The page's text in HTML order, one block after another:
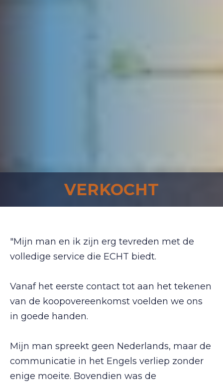
VERKOCHT
"Mijn man en ik zijn erg tevreden met de
volledige service die ECHT biedt.
Vanaf het eerste contact tot aan het tekenen
van de koopovereenkomst voelden we ons
in goede handen.
Mijn man spreekt geen Nederlands, maar de
communicatie in het Engels verliep zonder
enige moeite. Bovendien was de